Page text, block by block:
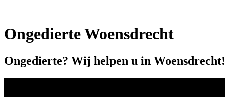
Ongedierte Woensdrecht
Ongedierte? Wij helpen u in Woensdrecht!